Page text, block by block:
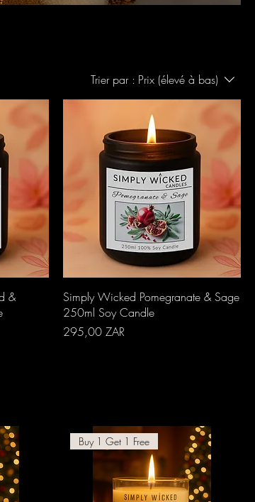
Trier par : Prix (élevé à bas)
&
Aperçu rapide
Simply Wicked Pomegranate & Sage
250ml Soy Candle
Prix
295,00 ZAR
Buy 1 Get 1 Free